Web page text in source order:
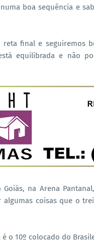
boa sequência e
reta final e seguiremos
equilibrada e não
na Arena
algumas coisas que o
o 10º colocado do